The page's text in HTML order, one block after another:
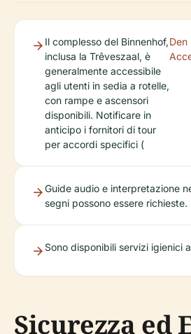
Il complesso del Binnenhof,
inclusa la Trêveszaal, è
generalmente accessibile
agli utenti in sedia a rotelle,
con rampe e ascensori
disponibili. Notificare in
anticipo i fornitori di tour
per accordi specifici (
Den
Guide audio e interpretazione
segni possono essere richieste.
Sono disponibili servizi igienici
Sicurezza ed